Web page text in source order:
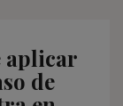
aplicar
de